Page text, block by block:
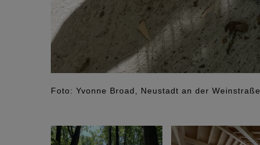
Foto: Yvonne Broad, Neustadt an der Weinstraße